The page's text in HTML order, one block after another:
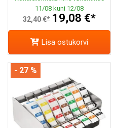
11/08 kuni 12/08
32,40 €* 19,08 €*
Lisa ostukorvi
- 27 %